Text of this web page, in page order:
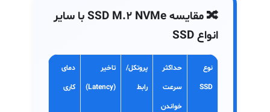
🔀 مقایسه SSD M.2 NVMe با سایر
انواع SSD
نوع
SSD
حداکثر
سرعت
خواندن
پروتکل/
رابط
تاخیر
(Latency)
دمای
کاری